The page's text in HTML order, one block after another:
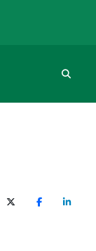
X (Twitter)Facebook
O